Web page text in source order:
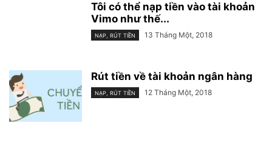
Tôi có thể nạp tiền vào tài khoản
Vimo như thế...
NẠP, RÚT TIỀN 13 Tháng Một, 2018
Rút tiền về tài khoản ngân hàng
NẠP, RÚT TIỀN 12 Tháng Một, 2018